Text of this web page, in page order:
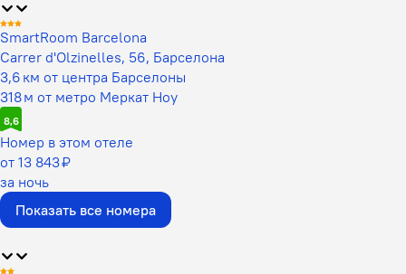
SmartRoom Barcelona
Carrer d'Olzinelles, 56, Барселона
3,6 км от центра Барселоны
318 м от метро Меркат Ноу
8,6
Номер в этом отеле
от 13 843 ₽
за ночь
Показать все номера